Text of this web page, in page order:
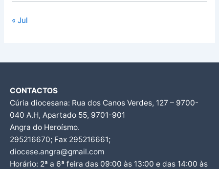
« Jul
CONTACTOS
Cúria diocesana: Rua dos Canos Verdes, 127 – 9700-
040 A.H, Apartado 55, 9701-901
Angra do Heroísmo.
295216670; Fax 295216661;
diocese.angra@gmail.com
Horário: 2ª a 6ª feira das 09:00 às 13:00 e das 14:00 às